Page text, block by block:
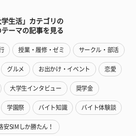
学生活」カテゴリの
テーマの記事を見る
授業・履修・ゼミ サークル・部活
グルメ お出かけ・イベント 恋愛
大学生インタビュー 奨学金
学園祭 バイト知識 バイト体験談
安SIMしか勝たん！